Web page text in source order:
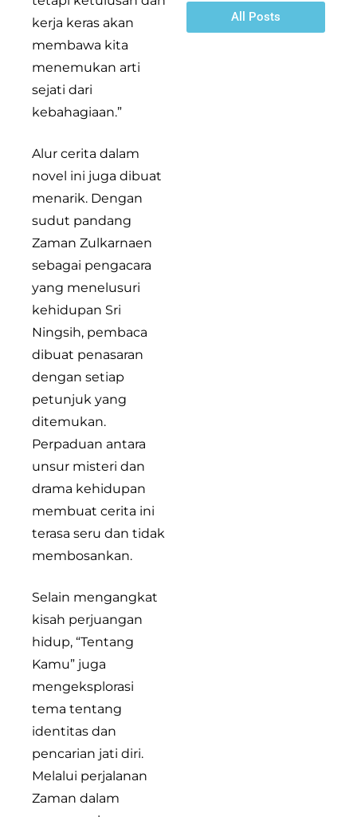
kerja keras akan
membawa kita
menemukan arti
sejati dari
kebahagiaan.”
Alur cerita dalam
novel ini juga dibuat
menarik. Dengan
sudut pandang
Zaman Zulkarnaen
sebagai pengacara
yang menelusuri
kehidupan Sri
Ningsih, pembaca
dibuat penasaran
dengan setiap
petunjuk yang
ditemukan.
Perpaduan antara
unsur misteri dan
drama kehidupan
membuat cerita ini
terasa seru dan tidak
membosankan.
Selain mengangkat
kisah perjuangan
hidup, “Tentang
Kamu” juga
mengeksplorasi
tema tentang
identitas dan
pencarian jati diri.
Melalui perjalanan
Zaman dalam
All Posts